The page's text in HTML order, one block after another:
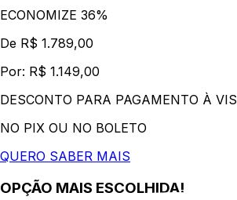
ECONOMIZE 36%
De R$ 1.789,00
Por: R$ 1.149,00
DESCONTO PARA PAGAMENTO À
NO PIX OU NO BOLETO
QUERO SABER MAIS
OPÇÃO MAIS ESCOLHIDA!